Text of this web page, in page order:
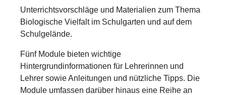
Unterrichtsvorschläge und Materialien zum Thema
Biologische Vielfalt im Schulgarten und auf dem
Schulgelände.
Fünf Module bieten wichtige
Hintergrundinformationen für Lehrerinnen und
Lehrer sowie Anleitungen und nützliche Tipps. Die
Module umfassen darüber hinaus eine Reihe an